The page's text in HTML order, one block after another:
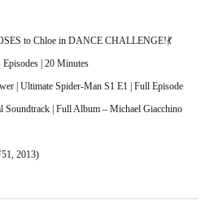
to Chloe in DANCE CHALLENGE!💃
| 20 Minutes
| Ultimate Spider-Man S1 E1 | Full Episode
Soundtrack | Full Album – Michael Giacchino
2013)